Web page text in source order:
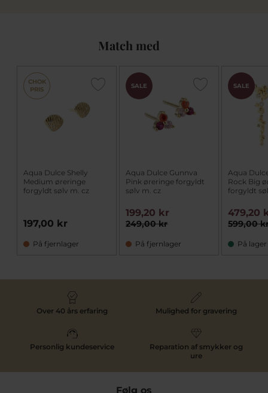
Match med
CHOK
PRIS
Aqua Dulce Shelly
Medium øreringe
forgyldt sølv m. cz
197,00 kr
På fjernlager
SALE
Aqua Dulce Gunnva
Pink øreringe forgyldt
sølv m. cz
249,00 kr
199,20 kr
På fjernlager
SALE
Aqua
Rock Big
forgyldt
599,00
479,20
På lager
Over 40 års erfaring Mulighed for gravering
Personlig kundeservice
Reparation af smykker og
ure
Følg os